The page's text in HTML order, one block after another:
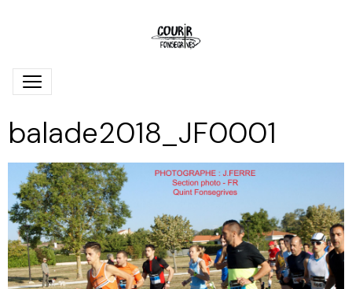
balade2018_JF0001